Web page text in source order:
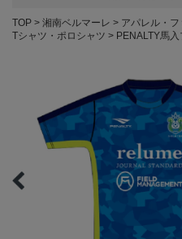
TOP 湘南ベルマーレ
アパレル・
Tシャツ・ポロシャツ
PENALTY馬